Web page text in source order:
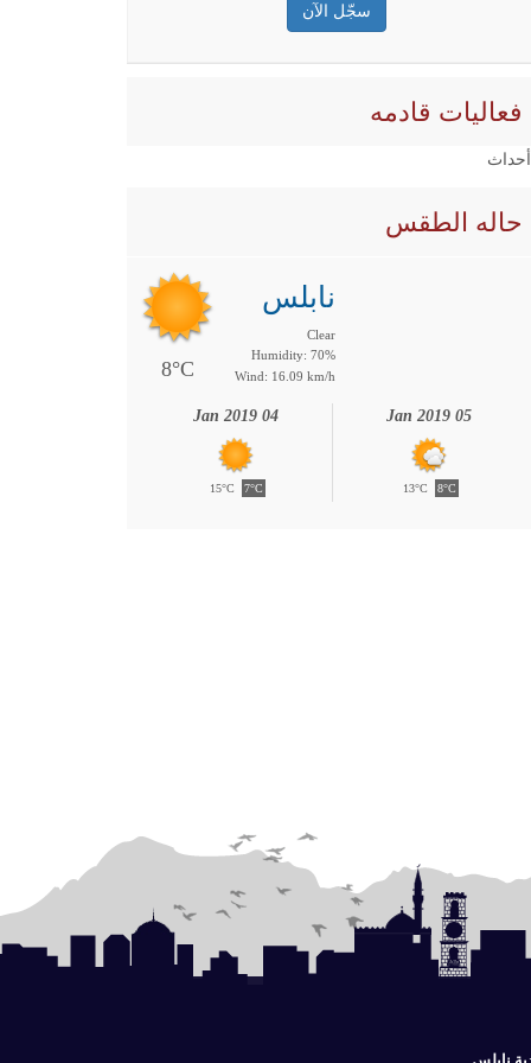
فعاليات قادمه
أحداث
حاله الطقس
8°C
نابلس
Clear
Humidity: 70%
Wind: 16.09 km/h
04 Jan 2019
15°C 7°C
05 Jan 2019
13°C 8°C